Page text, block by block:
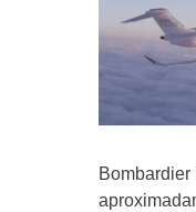
Bombardier